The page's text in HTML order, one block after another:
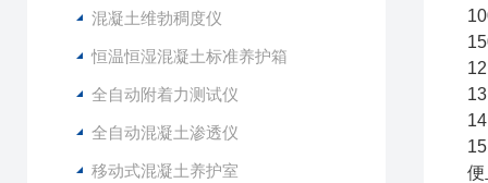
混凝土维勃稠度仪
恒温恒湿混凝土标准养护箱
全自动附着力测试仪
全自动混凝土渗透仪
移动式混凝土养护室
便